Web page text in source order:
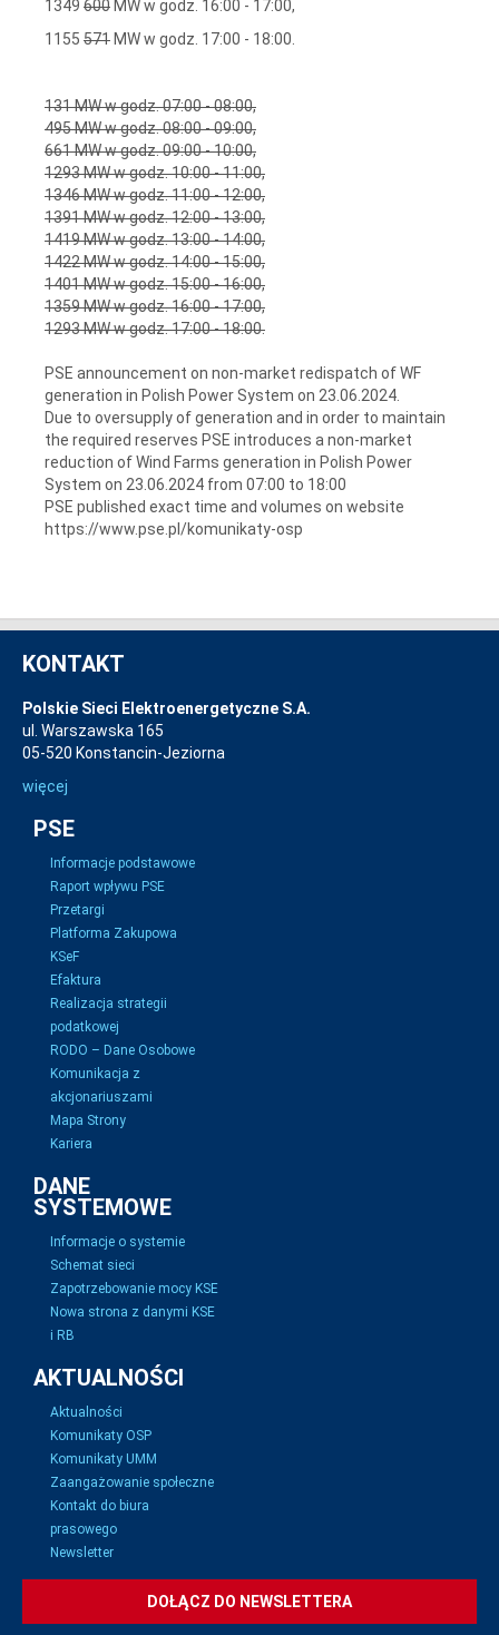
1349 600 MW w godz. 16:00 - 17:00,
1155 571 MW w godz. 17:00 - 18:00.
131 MW w godz. 07:00 - 08:00,
495 MW w godz. 08:00 - 09:00,
661 MW w godz. 09:00 - 10:00,
1293 MW w godz. 10:00 - 11:00,
1346 MW w godz. 11:00 - 12:00,
1391 MW w godz. 12:00 - 13:00,
1419 MW w godz. 13:00 - 14:00,
1422 MW w godz. 14:00 - 15:00,
1401 MW w godz. 15:00 - 16:00,
1359 MW w godz. 16:00 - 17:00,
1293 MW w godz. 17:00 - 18:00.
PSE announcement on non-market redispatch of WF
generation in Polish Power System on 23.06.2024.
Due to oversupply of generation and in order to maintain
the required reserves PSE introduces a non-market
reduction of Wind Farms generation in Polish Power
System on 23.06.2024 from 07:00 to 18:00
PSE published exact time and volumes on website
https://www.pse.pl/komunikaty-osp
KONTAKT
Polskie Sieci Elektroenergetyczne S.A.
ul. Warszawska 165
05-520 Konstancin-Jeziorna
więcej
PSE
Informacje podstawowe
Raport wpływu PSE
Przetargi
Platforma Zakupowa
KSeF
Efaktura
Realizacja strategii
podatkowej
RODO – Dane Osobowe
Komunikacja z
akcjonariuszami
Mapa Strony
Kariera
DANE
SYSTEMOWE
Informacje o systemie
Schemat sieci
Zapotrzebowanie mocy KSE
Nowa strona z danymi KSE
i RB
AKTUALNOŚCI
Aktualności
Komunikaty OSP
Komunikaty UMM
Zaangażowanie społeczne
Kontakt do biura
prasowego
Newsletter
DOŁĄCZ DO NEWSLETTERA